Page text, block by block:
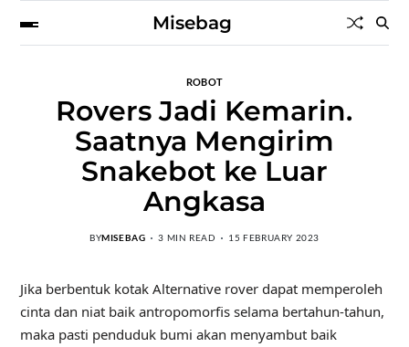
Misebag
ROBOT
Rovers Jadi Kemarin.
Saatnya Mengirim
Snakebot ke Luar
Angkasa
BYMISEBAG 3 MIN READ 15 FEBRUARY 2023
Jika berbentuk kotakAlternative rover dapat memperoleh
cinta dan niat baik antropomorfis selama bertahun-tahun,
maka pasti penduduk bumi akan menyambut baik